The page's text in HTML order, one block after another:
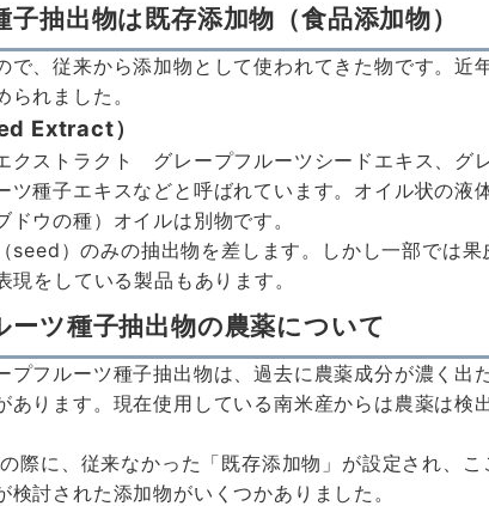
抽出物は既存添加物（食品添加物）
で、従来から添加物として使われてきた物です。近
れました。
Extract）
クストラクト グレープフルーツシードエキス、グ
ツ種子エキスなどと呼ばれています。オイル状の液
ウの種）オイルは別物です。
seed）のみの抽出物を差します。しかし一部では果
をしている製品もあります。
ツ種子抽出物の農薬について
プフルーツ種子抽出物は、過去に農薬成分が濃く出
あります。現在使用している南米産からは農薬は検
際に、従来なかった「既存添加物」が設定され、こ
討された添加物がいくつかありました。